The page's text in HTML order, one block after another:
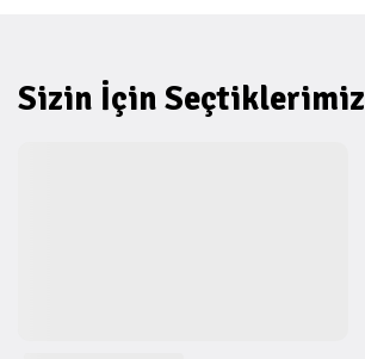
Sizin İçin Seçtiklerimiz